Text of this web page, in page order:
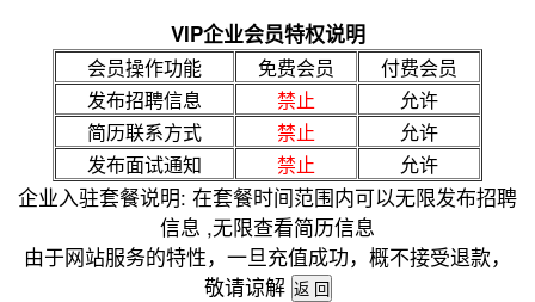
VIP企业会员特权说明
会员操作功能 免费会员
付费会员
发布招聘信息
禁止
允许
简历联系方式
禁止
允许
发布面试通知
禁止 允许
企业入驻套餐说明: 在套餐时间范围内可以无限发布招聘
信息 ,无限查看简历信息
由于网站服务的特性，一旦充值成功，概不接受退款，
敬请谅解